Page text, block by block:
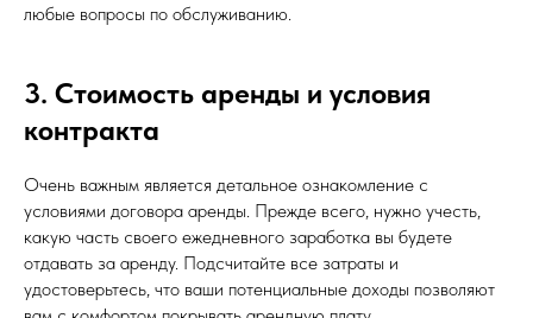
любые вопросы по обслуживанию.
3. Стоимость аренды и условия
контракта
Очень важным является детальное ознакомление с
условиями договора аренды. Прежде всего, нужно учесть,
какую часть своего ежедневного заработка вы будете
отдавать за аренду. Подсчитайте все затраты и
удостоверьтесь, что ваши потенциальные доходы позволяют